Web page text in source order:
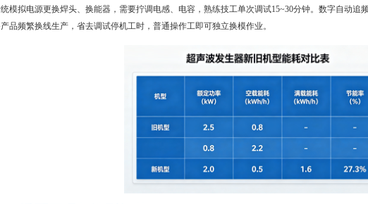
模拟电源更换焊头、换能器，需要拧调电感、电容，熟练技工单次调试15~30分钟。数字自动追
品频繁换线生产，省去调试停机工时，普通操作工即可独立换模作业。